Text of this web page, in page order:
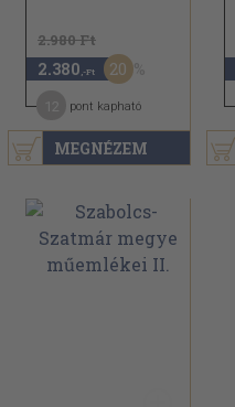
MEGNÉZEM
2.980 Ft
2.380 ,-Ft 20
pont kapható